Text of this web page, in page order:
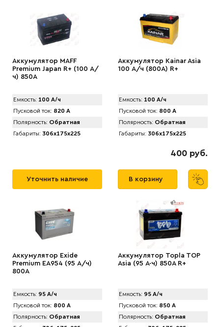
Аккумулятор MAFF
Premium Japan R+ (100 А/
ч) 850А
Емкость: 100 А/ч
Пусковой ток: 820 А
Полярность: Обратная
Габариты: 306x175x225
Уточнить наличие
Аккумулятор Kainar Asia
100 А/ч (800A) R+
Емкость: 100 А/ч
Пусковой ток: 800 А
Полярность: Обратная
Габариты: 306x175x225
400 руб.
В корзину
Аккумулятор Exide
Premium EA954 (95 А/ч)
800A
Емкость: 95 А/ч
Пусковой ток: 800 А
Полярность: Обратная
Аккумулятор Topla TOP
Asia (95 А·ч) 850A R+
Емкость: 95 А/ч
Пусковой ток: 850 А
Полярность: Обратная